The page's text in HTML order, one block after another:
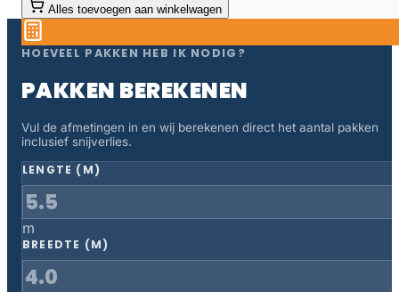
Alles toevoegen aan winkelwagen
HOEVEEL PAKKEN HEB IK NODIG?
PAKKEN BEREKENEN
Vul de afmetingen in en wij berekenen direct het aantal pakken
inclusief snijverlies.
LENGTE (M)
m
BREEDTE (M)